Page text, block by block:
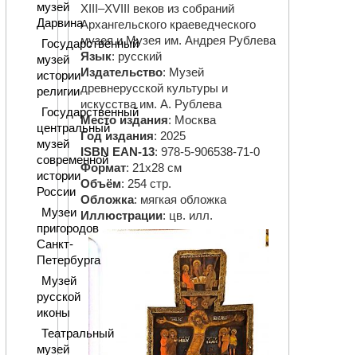
XIII–XVIII веков из собраний
Архангельского краеведческого
музея и Музея им. Андрея Рублева
Язык: русский
Издательство: Музей
древнерусской культуры и
искусства им. А. Рублева
Место издания: Москва
Год издания: 2025
ISBN EAN-13: 978-5-906538-71-0
Формат: 21х28 см
Объём: 254 стр.
Обложка: мягкая обложка
Иллюстрации: цв. илл.
музей
Дарвина
Государственный
музей
истории
религии
Государственный
центральный
музей
современной
истории
России
Музеи
пригородов
Санкт-
Петербурга
Музей
русской
иконы
Театральный
музей